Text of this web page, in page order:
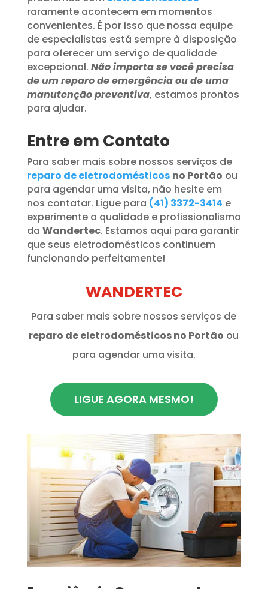
raramente acontecem em momentos
convenientes. É por isso que nossa equipe
de especialistas está sempre à disposição
para oferecer um serviço de qualidade
excepcional. Não importa se você precisa
de um reparo de emergência ou de uma
manutenção preventiva, estamos prontos
para ajudar.
Entre em Contato
Para saber mais sobre nossos serviços de
reparo de eletrodomésticos no Portão ou
para agendar uma visita, não hesite em
nos contatar. Ligue para (41) 3372-3414 e
experimente a qualidade e profissionalismo
da Wandertec. Estamos aqui para garantir
que seus eletrodomésticos continuem
funcionando perfeitamente!
WANDERTEC
Para saber mais sobre nossos serviços de
reparo de eletrodomésticos no Portão ou
para agendar uma visita.
LIGUE AGORA MESMO!